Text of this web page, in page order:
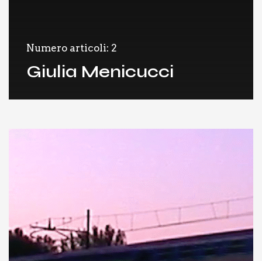
Numero articoli: 2
Giulia Menicucci